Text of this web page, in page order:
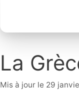
La
Mis à jour le 29